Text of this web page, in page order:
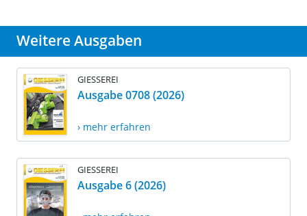
Weitere Ausgaben
GIESSEREI
Ausgabe 0708 (2026)
› mehr erfahren
GIESSEREI
Ausgabe 6 (2026)